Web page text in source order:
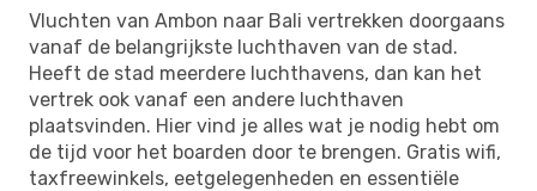
Vluchten van Ambon naar Bali vertrekken doorgaans
vanaf de belangrijkste luchthaven van de stad.
Heeft de stad meerdere luchthavens, dan kan het
vertrek ook vanaf een andere luchthaven
plaatsvinden. Hier vind je alles wat je nodig hebt om
de tijd voor het boarden door te brengen. Gratis wifi,
taxfreewinkels, eetgelegenheden en essentiële